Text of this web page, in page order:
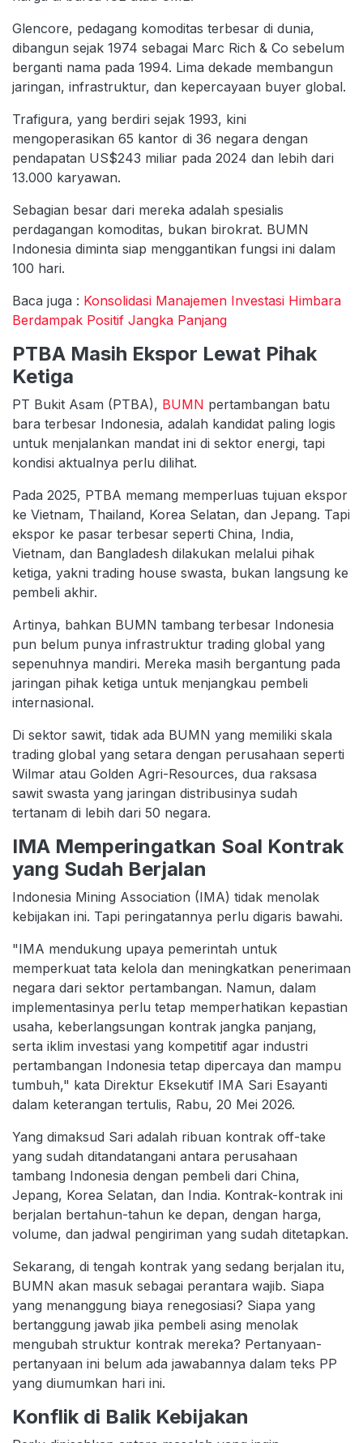
Glencore, pedagang komoditas terbesar di dunia,
dibangun sejak 1974 sebagai Marc Rich & Co sebelum
berganti nama pada 1994. Lima dekade membangun
jaringan, infrastruktur, dan kepercayaan buyer global.
Trafigura, yang berdiri sejak 1993, kini
mengoperasikan 65 kantor di 36 negara dengan
pendapatan US$243 miliar pada 2024 dan lebih dari
13.000 karyawan.
Sebagian besar dari mereka adalah spesialis
perdagangan komoditas, bukan birokrat. BUMN
Indonesia diminta siap menggantikan fungsi ini dalam
100 hari.
Baca juga : Konsolidasi Manajemen Investasi Himbara
Berdampak Positif Jangka Panjang
PTBA Masih Ekspor Lewat Pihak
Ketiga
PT Bukit Asam (PTBA), BUMN pertambangan batu
bara terbesar Indonesia, adalah kandidat paling logis
untuk menjalankan mandat ini di sektor energi, tapi
kondisi aktualnya perlu dilihat.
Pada 2025, PTBA memang memperluas tujuan ekspor
ke Vietnam, Thailand, Korea Selatan, dan Jepang. Tapi
ekspor ke pasar terbesar seperti China, India,
Vietnam, dan Bangladesh dilakukan melalui pihak
ketiga, yakni trading house swasta, bukan langsung ke
pembeli akhir.
Artinya, bahkan BUMN tambang terbesar Indonesia
pun belum punya infrastruktur trading global yang
sepenuhnya mandiri. Mereka masih bergantung pada
jaringan pihak ketiga untuk menjangkau pembeli
internasional.
Di sektor sawit, tidak ada BUMN yang memiliki skala
trading global yang setara dengan perusahaan seperti
Wilmar atau Golden Agri-Resources, dua raksasa
sawit swasta yang jaringan distribusinya sudah
tertanam di lebih dari 50 negara.
IMA Memperingatkan Soal Kontrak
yang Sudah Berjalan
Indonesia Mining Association (IMA) tidak menolak
kebijakan ini. Tapi peringatannya perlu digaris bawahi.
"IMA mendukung upaya pemerintah untuk
memperkuat tata kelola dan meningkatkan penerimaan
negara dari sektor pertambangan. Namun, dalam
implementasinya perlu tetap memperhatikan kepastian
usaha, keberlangsungan kontrak jangka panjang,
serta iklim investasi yang kompetitif agar industri
pertambangan Indonesia tetap dipercaya dan mampu
tumbuh," kata Direktur Eksekutif IMA Sari Esayanti
dalam keterangan tertulis, Rabu, 20 Mei 2026.
Yang dimaksud Sari adalah ribuan kontrak off-take
yang sudah ditandatangani antara perusahaan
tambang Indonesia dengan pembeli dari China,
Jepang, Korea Selatan, dan India. Kontrak-kontrak ini
berjalan bertahun-tahun ke depan, dengan harga,
volume, dan jadwal pengiriman yang sudah ditetapkan.
Sekarang, di tengah kontrak yang sedang berjalan itu,
BUMN akan masuk sebagai perantara wajib. Siapa
yang menanggung biaya renegosiasi? Siapa yang
bertanggung jawab jika pembeli asing menolak
mengubah struktur kontrak mereka? Pertanyaan-
pertanyaan ini belum ada jawabannya dalam teks PP
yang diumumkan hari ini.
Konflik di Balik Kebijakan